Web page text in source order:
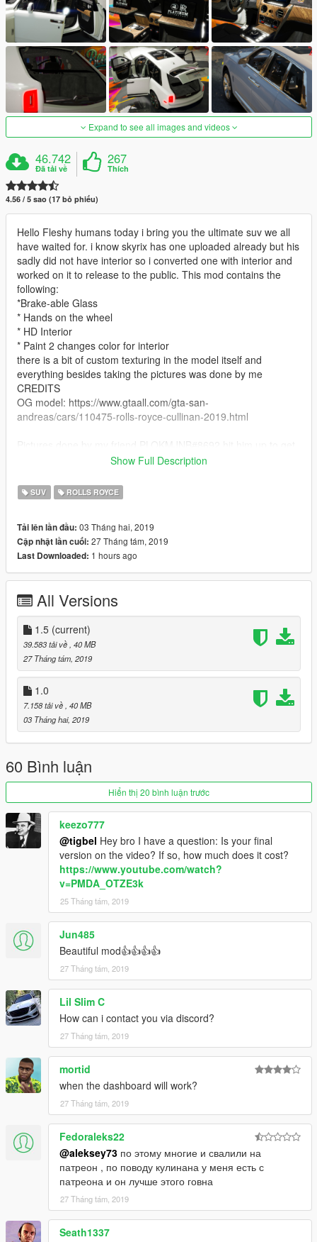
Expand to see all images and videos
46.742
Đã tải về
267
Thích
4.56 / 5 sao (17 bỏ phiếu)
Hello Fleshy humans today i bring you the ultimate suv we all
have waited for. i know skyrix has one uploaded already but his
sadly did not have interior so i converted one with interior and
worked on it to release to the public. This mod contains the
following:
*Brake-able Glass
* Hands on the wheel
* HD Interior
* Paint 2 changes color for interior
there is a bit of custom texturing in the model itself and
everything besides taking the pictures was done by me
CREDITS
OG model: https://www.gtaall.com/gta-san-
andreas/cars/110475-rolls-royce-cullinan-2019.html
some logos made or pictures taken.
Model is replacement for now until i get a proper add on
working with it so with that being said thanks for checking it out
Show Full Description
SUV ROLLS ROYCE
Tải lên lần đầu: 03 Tháng hai, 2019
Cập nhật lần cuối: 27 Tháng tám, 2019
Last Downloaded: 1 hours ago
All Versions
1.5 (current)
39.583 tải về , 40 MB
27 Tháng tám, 2019
1.0
7.158 tải về , 40 MB
03 Tháng hai, 2019
60 Bình luận
Hiển thị 20 bình luận trước
keezo777
@tigbel Hey bro I have a question: Is your final
version on the video? If so, how much does it cost?
https://www.youtube.com/watch?
v=PMDA_OTZE3k
25 Tháng tám, 2019
Jun485
Beautiful mod👍👍👍👍
27 Tháng tám, 2019
Lil Slim C
How can i contact you via discord?
27 Tháng tám, 2019
mortid
when the dashboard will work?
27 Tháng tám, 2019
Fedoraleks22
@aleksey73 по этому многие и свалили на
патреон , по поводу кулинана у меня есть с
патреона и он лучше этого говна
27 Tháng tám, 2019
Seath1337